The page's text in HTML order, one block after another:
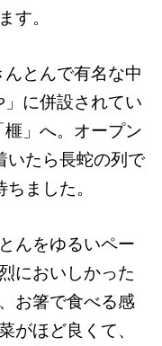
す。
んとんで有名な中
」に併設されてい
榧」へ。オープン
いたら長蛇の列で
ました。
んをゆるいペー
においしかった
お箸で食べる感
がほど良くて、